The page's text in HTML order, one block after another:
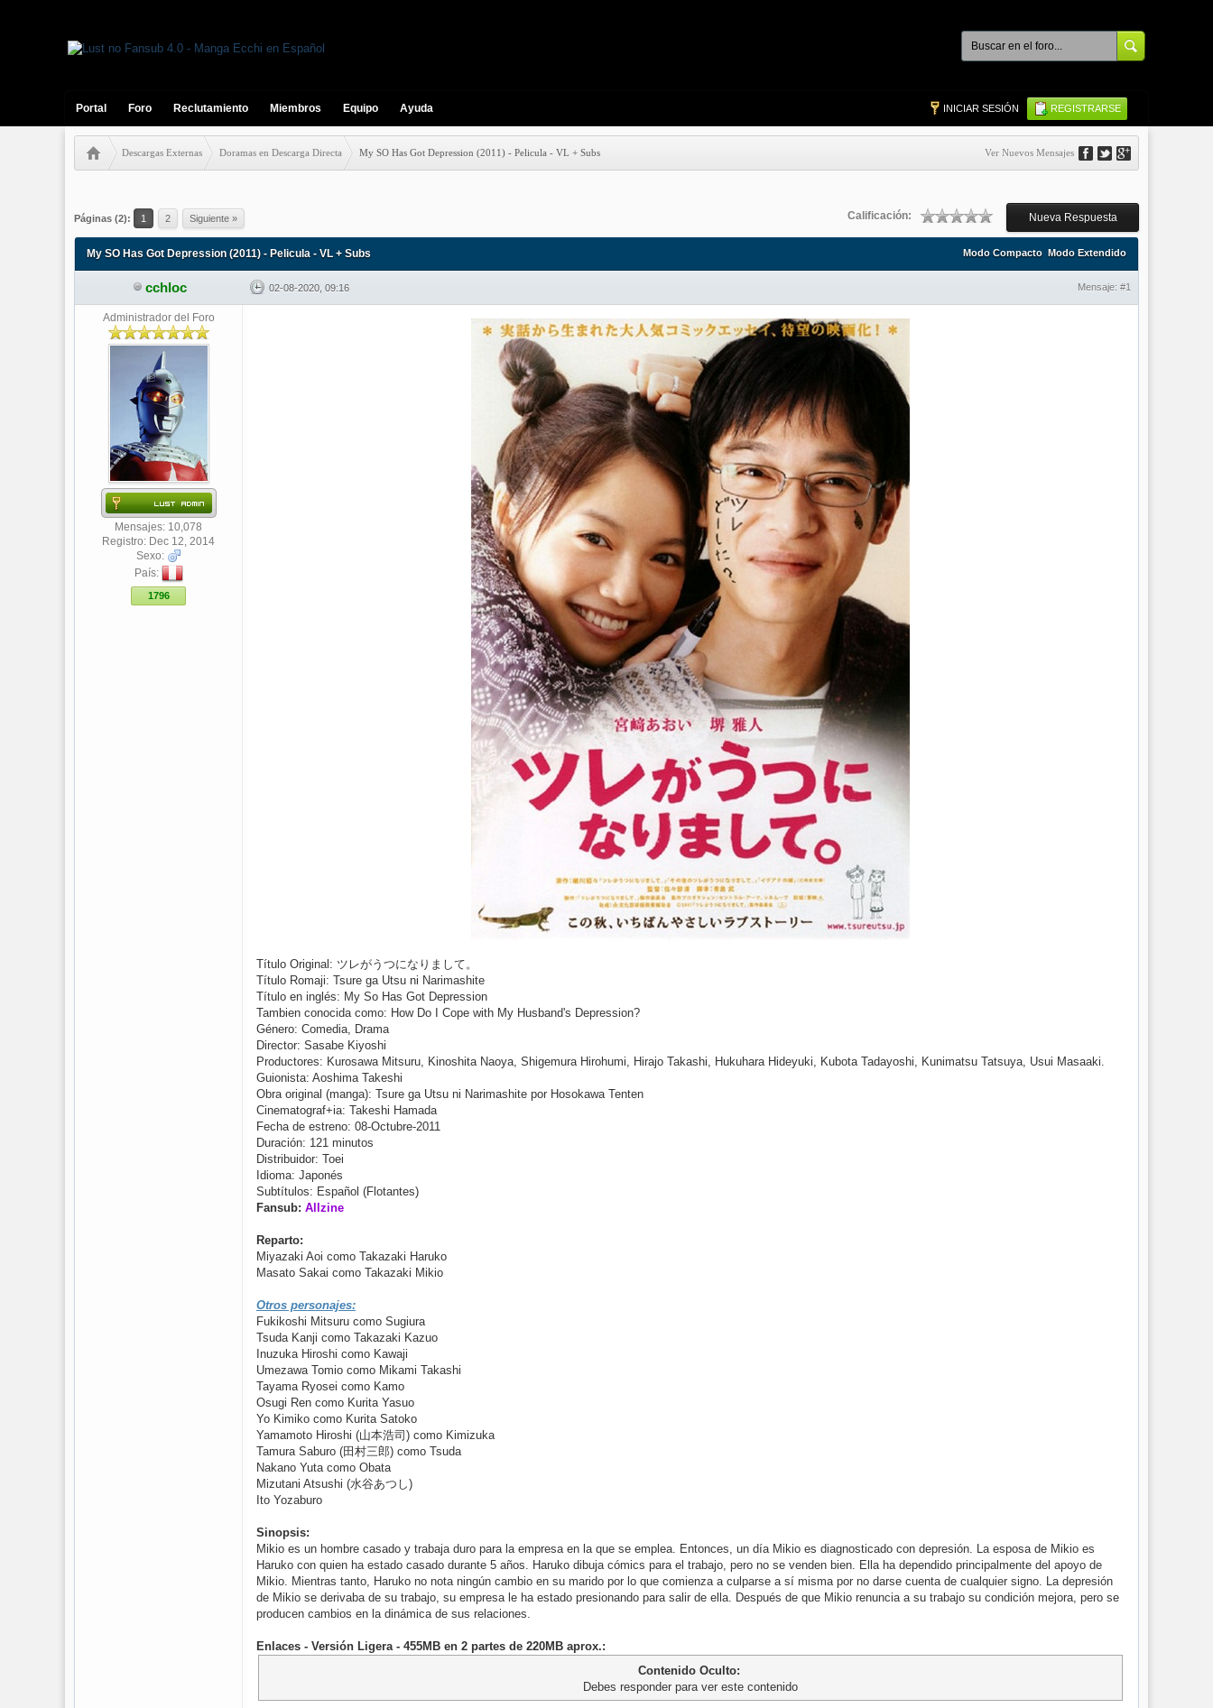
Portal Foro Reclutamiento Miembros Equipo Ayuda INICIAR SESIÓN REGISTRARSE
Descargas Externas Doramas en Descarga Directa My SO Has Got Depression (2011) - Pelicula - VL + Subs Ver Nuevos Mensajes
Páginas (2): 1 2 Siguiente » Nueva Respuesta
Calificación:
0 votos - 0 Media
Modo Compacto Modo Extendido
My SO Has Got Depression (2011) - Pelicula - VL + Subs
cchloc 02-08-2020, 09:16 Mensaje: #1
Administrador del Foro
Mensajes: 10,078
Registro: Dec 12, 2014
Sexo:
País:
1796
Título Original: ツレがうつになりまして。
Título Romaji: Tsure ga Utsu ni Narimashite
Título en inglés: My So Has Got Depression
Tambien conocida como: How Do I Cope with My Husband's Depression?
Género: Comedia, Drama
Director: Sasabe Kiyoshi
Productores: Kurosawa Mitsuru, Kinoshita Naoya, Shigemura Hirohumi, Hirajo Takashi, Hukuhara Hideyuki, Kubota Tadayoshi, Kunimatsu Tatsuya, Usui Masaaki.
Guionista: Aoshima Takeshi
Obra original (manga): Tsure ga Utsu ni Narimashite por Hosokawa Tenten
Cinematograf+ia: Takeshi Hamada
Fecha de estreno: 08-Octubre-2011
Duración: 121 minutos
Distribuidor: Toei
Idioma: Japonés
Subtítulos: Español (Flotantes)
Fansub: Allzine
Reparto:
Miyazaki Aoi como Takazaki Haruko
Masato Sakai como Takazaki Mikio
Otros personajes:
Fukikoshi Mitsuru como Sugiura
Tsuda Kanji como Takazaki Kazuo
Inuzuka Hiroshi como Kawaji
Umezawa Tomio como Mikami Takashi
Tayama Ryosei como Kamo
Osugi Ren como Kurita Yasuo
Yo Kimiko como Kurita Satoko
Yamamoto Hiroshi (山本浩司) como Kimizuka
Tamura Saburo (田村三郎) como Tsuda
Nakano Yuta como Obata
Mizutani Atsushi (水谷あつし)
Ito Yozaburo
Sinopsis:
Mikio es un hombre casado y trabaja duro para la empresa en la que se emplea. Entonces, un día Mikio es diagnosticado con depresión. La esposa de Mikio es
Haruko con quien ha estado casado ​​durante 5 años. Haruko dibuja cómics para el trabajo, pero no se venden bien. Ella ha dependido principalmente del apoyo de
Mikio. Mientras tanto, Haruko no nota ningún cambio en su marido por lo que comienza a culparse a sí misma por no darse cuenta de cualquier signo. La depresión
de Mikio se derivaba de su trabajo, su empresa le ha estado presionando para salir de ella. Después de que Mikio renuncia a su trabajo su condición mejora, pero se
producen cambios en la dinámica de sus relaciones.
Enlaces - Versión Ligera - 455MB en 2 partes de 220MB aprox.:
Contenido Oculto:
Debes responder para ver este contenido